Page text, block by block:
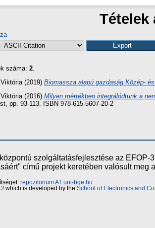
Tételek
száma: 2.
(2019) Biomassza alapú gazdaság Közép- és
(2016) Milyen mértékben integrálódtunk a
pp. 93-113. ISBN 978-615-5607-20-2
szolgáltatásfejlesztése az
című projekt keretében valósult meg
repozitorium AT uni-bge.hu
which is developed by the School of Electronics and